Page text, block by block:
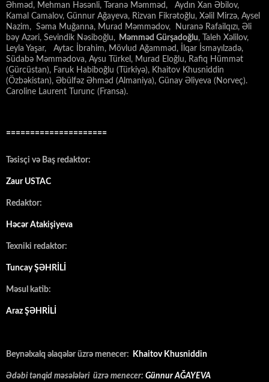
Əhməd, Mehman Həsənli, Təranə Məmməd, Aydın Xan Əbilov,
Kamal Camalov, Günnur Ağayeva, Rizvan Fikrətoğlu, Xəlil Mirzə, Aysel
Nazim, Səma Muğanna, Murad Məmmədov, Nuranə Rafailqızı, Əli
bəy Azəri, Sevindik Nəsiboğlu, Məmməd Gürşadoğlu, Taleh Xəlilov,
Leyla Yaşar, Aytac İbrahim, Mövlud Ağamməd, İlqar İsmayılzadə,
Südabə Məmmədova, Aysu Türkel, Murad Eloğlu, Rafiq Hümmət
(Gürcüstan), Faruk Habiboğlu (Türkiyə), Khaitov Khusniddin
(Özbəkistan), Əbülfəz Əhməd (Almaniya), Günay Əliyeva (Norveç).
Caroline Laurent Turunc (Fransa).
=====================
Təsisçi və Baş redaktor:
Zaur USTAC
Redaktor:
Həcər Atakişiyeva
Texniki redaktor:
Tuncay ŞƏHRİLİ
Məsul katib:
Araz ŞƏHRİLİ
Beynəlxalq əlaqələr üzrə menecer: Khaitov Khusniddin
Ədəbi tənqid məsələləri üzrə menecer: Günnur AĞAYEVA